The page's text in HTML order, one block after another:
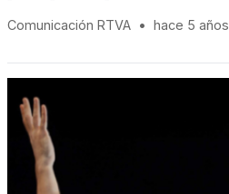
Comunicación RTVA • hace 5 años